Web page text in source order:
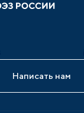
Написать нам